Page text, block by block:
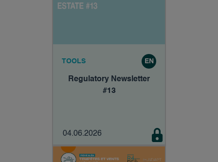
TOOLS EN
Regulatory Newsletter
#13
04.06.2026